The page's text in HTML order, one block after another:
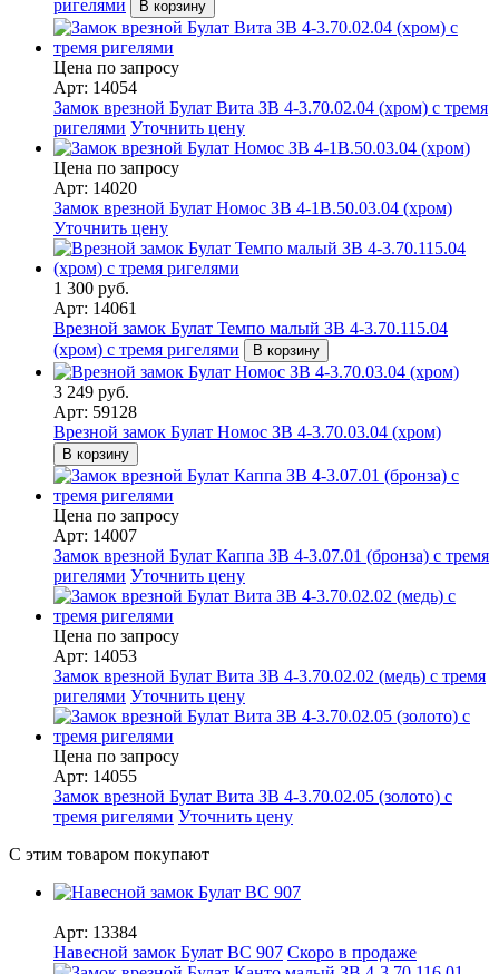
ригелями
В корзину
Цена по запросу
Арт: 14054
Замок врезной Булат Вита ЗВ 4-3.70.02.04 (хром) с тремя
ригелями Уточнить цену
Цена по запросу
Арт: 14020
Замок врезной Булат Номос ЗВ 4-1В.50.03.04 (хром)
Уточнить цену
1 300 руб.
Арт: 14061
Врезной замок Булат Темпо малый ЗВ 4-3.70.115.04
(хром) с тремя ригелями
В корзину
3 249 руб.
Арт: 59128
Врезной замок Булат Номос ЗВ 4-3.70.03.04 (хром)
В корзину
Цена по запросу
Арт: 14007
Замок врезной Булат Каппа ЗВ 4-3.07.01 (бронза) с тремя
ригелями Уточнить цену
Цена по запросу
Арт: 14053
Замок врезной Булат Вита ЗВ 4-3.70.02.02 (медь) с тремя
ригелями Уточнить цену
Цена по запросу
Арт: 14055
Замок врезной Булат Вита ЗВ 4-3.70.02.05 (золото) с
тремя ригелями Уточнить цену
С этим товаром покупают
Арт: 13384
Навесной замок Булат ВС 907 Скоро в продаже